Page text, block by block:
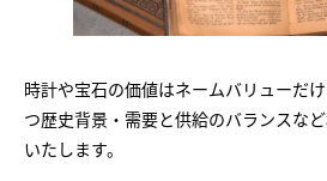
時計や宝石の価値はネームバリューだ
つ歴史背景・需要と供給のバランスな
いたします。